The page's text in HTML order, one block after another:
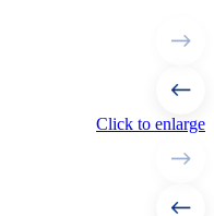
Click to enlarge